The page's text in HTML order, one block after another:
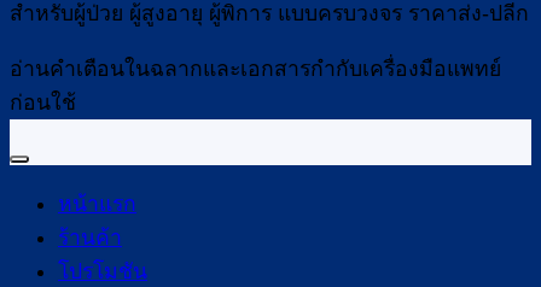
สำหรับผู้ป่วย ผู้สูงอายุ ผู้พิการ แบบครบวงจร ราคาส่ง-ปลีก
อ่านคำเตือนในฉลากและเอกสารกำกับเครื่องมือแพทย์
ก่อนใช้
หน้าแรก
ร้านค้า
โปรโมชัน